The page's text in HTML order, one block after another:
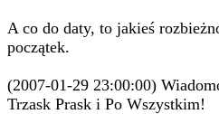
A co do daty, to jakieś
początek.
(2007-01-29 23:00:00)
Trzask Prask i Po Wszystkim!